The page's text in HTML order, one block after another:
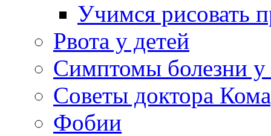
Учимся рисовать
Рвота у детей
Симптомы болезни у
Советы доктора
Фобии